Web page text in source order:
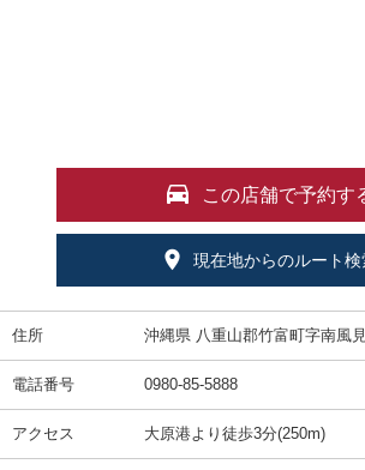
この店舗で予約す
現在地からのルート検
住所 沖縄県 八重山郡竹富町字南風
電話番号 0980-85-5888
アクセス 大原港より徒歩3分(250m)